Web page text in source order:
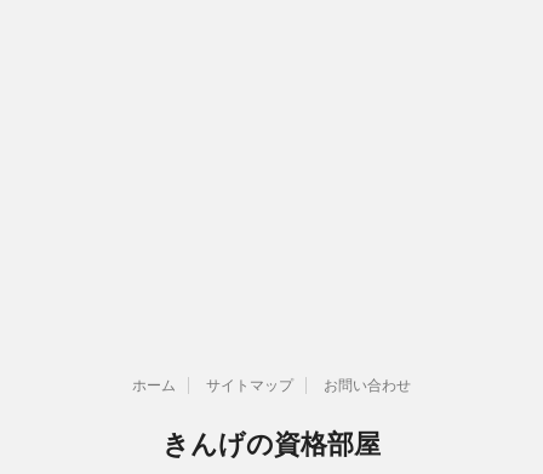
ホーム サイトマップ お問い合わせ
きんげの資格部屋